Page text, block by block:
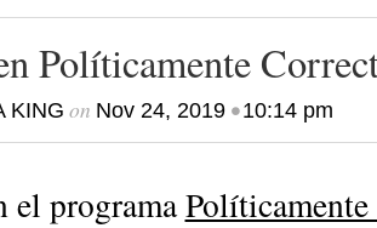
Políticamente
KING on Nov 24, 2019•10:14 pm
el programa